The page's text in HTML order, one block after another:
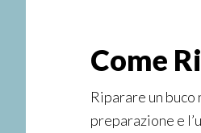
Come
Riparare un buco
preparazione e